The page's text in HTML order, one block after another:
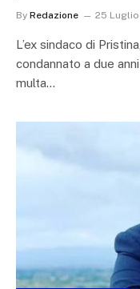
By Redazione 25
L’ex sindaco di
condannato a due
multa…